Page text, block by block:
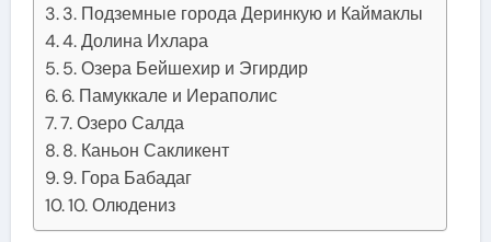
3. Подземные города Деринкую и Каймаклы
4. Долина Ихлара
5. Озера Бейшехир и Эгирдир
6. Памуккале и Иераполис
7. Озеро Салда
8. Каньон Сакликент
9. Гора Бабадаг
10. Олюдениз